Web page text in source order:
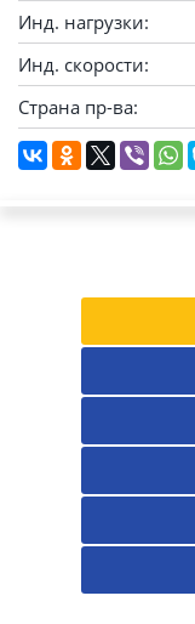
Инд. нагрузки:
Инд. скорости:
Страна пр-ва: